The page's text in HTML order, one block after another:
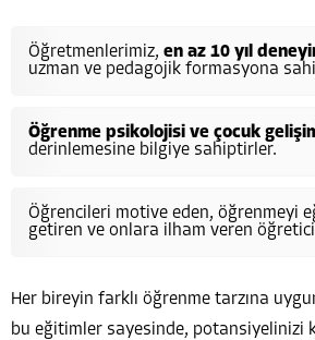
Öğretmenlerimiz, en az 10 yıl
uzman ve pedagojik formasyona
Öğrenme psikolojisi ve çocuk
derinlemesine bilgiye sahiptirler.
Öğrencileri motive eden, öğrenmeyi
getiren ve onlara ilham veren
Her bireyin farklı öğrenme tarzına
bu eğitimler sayesinde, potansiyelinizi